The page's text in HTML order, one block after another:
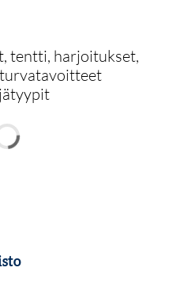
tentti, harjoitukset,